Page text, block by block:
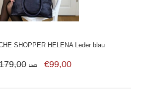
SHOPPER HELENA Leder blau
UVP €99,00